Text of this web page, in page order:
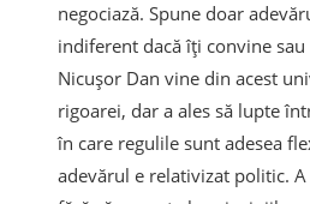
negociază. Spune doar
indiferent dacă îți convine sau
Nicușor Dan vine din acest
rigoarei, dar a ales să lupte
în care regulile sunt adesea
adevărul e relativizat politic.